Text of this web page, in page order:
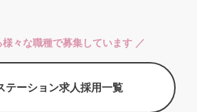
様々な職種で募集しています ／
テーション求人採用一覧